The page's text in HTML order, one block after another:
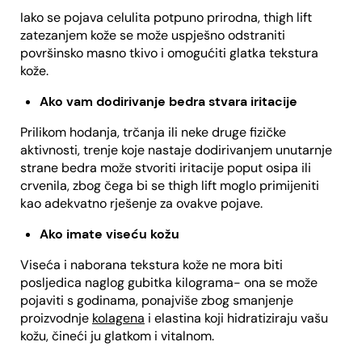
Iako se pojava celulita potpuno prirodna, thigh lift
zatezanjem kože se može uspješno odstraniti
površinsko masno tkivo i omogućiti glatka tekstura
kože.
Ako vam dodirivanje bedra stvara iritacije
Prilikom hodanja, trčanja ili neke druge fizičke
aktivnosti, trenje koje nastaje dodirivanjem unutarnje
strane bedra može stvoriti iritacije poput osipa ili
crvenila, zbog čega bi se thigh lift moglo primijeniti
kao adekvatno rješenje za ovakve pojave.
Ako imate viseću kožu
Viseća i naborana tekstura kože ne mora biti
posljedica naglog gubitka kilograma- ona se može
pojaviti s godinama, ponajviše zbog smanjenje
proizvodnje kolagena i elastina koji hidratiziraju vašu
kožu, čineći ju glatkom i vitalnom.